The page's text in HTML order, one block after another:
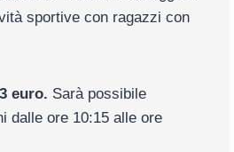
sportive con ragazzi con
euro. Sarà possibile
dalle ore 10:15 alle ore